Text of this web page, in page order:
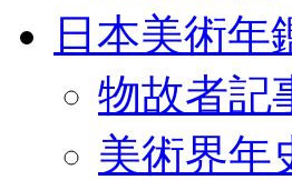
日本美術年
物故者記
美術界年